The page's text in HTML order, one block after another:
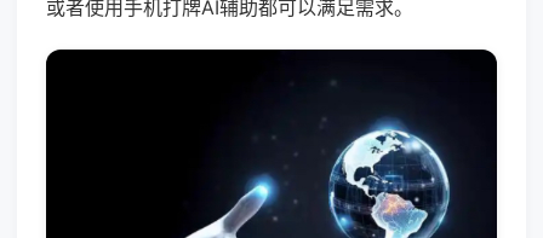
或者使用手机打牌AI辅助都可以满足需求。